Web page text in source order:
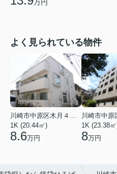
万円
よく見られている物件
川崎市中原区木月４丁目
1K (20.44㎡)
8.6万円
1K (23.38
8万円